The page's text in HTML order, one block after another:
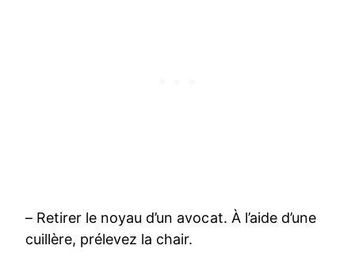
– Retirer le noyau d’un avocat. À l’aide d’une
cuillère, prélevez la chair.